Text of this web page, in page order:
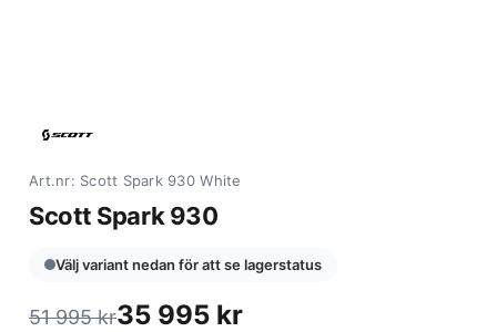
Art.nr: Scott Spark 930 White
Scott Spark 930
Välj variant nedan för att se lagerstatus
51 995kr35 995 kr